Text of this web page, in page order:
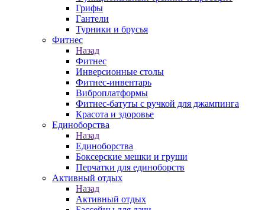
Грифы
Гантели
Турники и брусья
Фитнес
Назад
Фитнес
Инверсионные столы
Фитнес-инвентарь
Виброплатформы
Фитнес-батуты с ручкой для джампинга
Красота и здоровье
Единоборства
Назад
Единоборства
Боксерские мешки и груши
Перчатки для единоборств
Активный отдых
Назад
Активный отдых